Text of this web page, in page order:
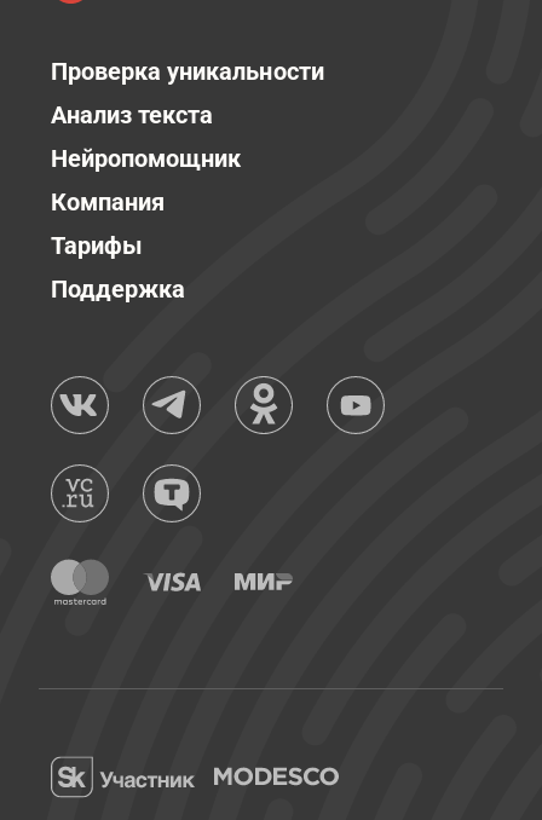
Проверка уникальности
Анализ текста
Нейропомощник
Компания
Тарифы
Поддержка